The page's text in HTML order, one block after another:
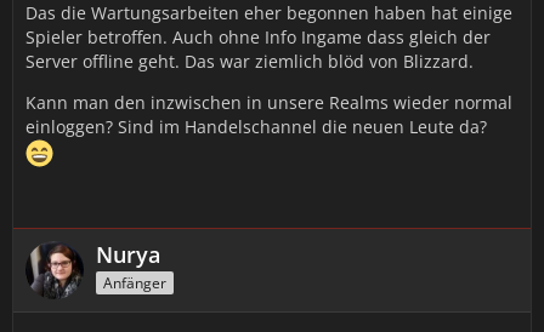
Das die Wartungsarbeiten eher begonnen haben hat einige
Spieler betroffen. Auch ohne Info Ingame dass gleich der
Server offline geht. Das war ziemlich blöd von Blizzard.
Kann man den inzwischen in unsere Realms wieder normal
einloggen? Sind im Handelschannel die neuen Leute da?
Nurya
Anfänger